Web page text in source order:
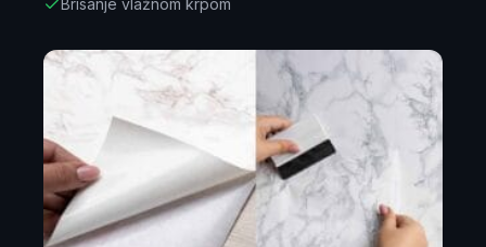
Brisanje vlažnom krpom